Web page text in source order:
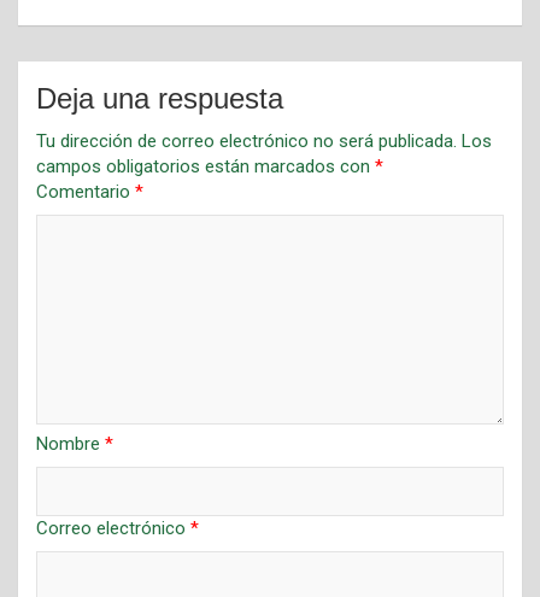
Deja una respuesta
Tu dirección de correo electrónico no será publicada. Los
campos obligatorios están marcados con *
Comentario *
Nombre *
Correo electrónico *